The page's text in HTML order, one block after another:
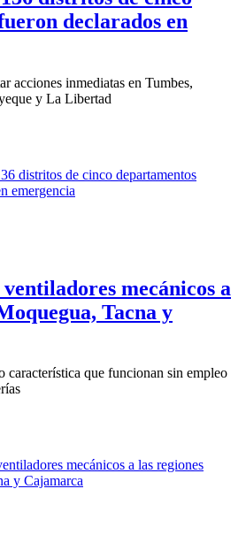
declarados en
acciones inmediatas en Tumbes,
y La Libertad
mecánicos a
Tacna y
característica que funcionan sin empleo